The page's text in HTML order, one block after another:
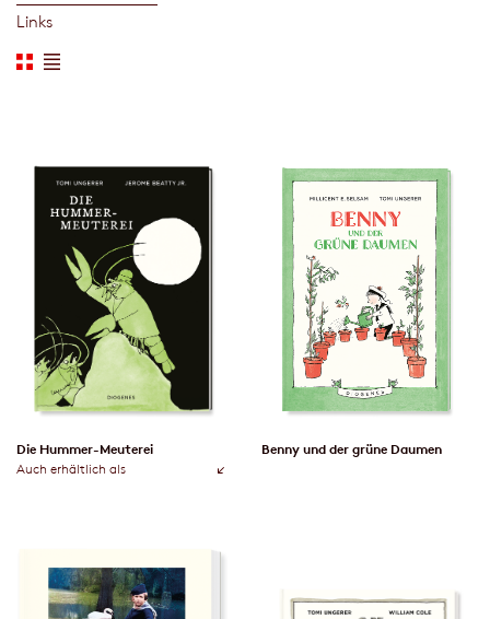
Links
Die Hummer-Meuterei
Auch erhältlich als
Benny und der grüne Daumen